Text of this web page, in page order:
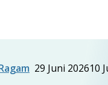
29 Juni 202610